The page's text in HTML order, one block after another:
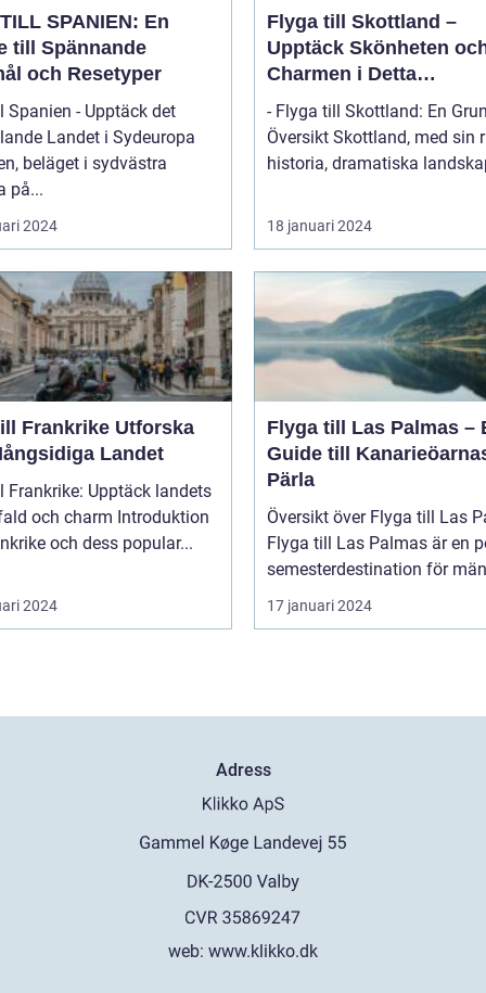
SPANIEN: En
till Spännande
och Resetyper
Spanien - Upptäck det
Landet i Sydeuropa
beläget i sydvästra
på...
2024
Flyga till Skottland –
Upptäck Skönheten
Charmen i Detta
Fascinerande Land
- Flyga till Skottland: En
Översikt Skottland, med sin rika
historia, dramatiska
18 januari 2024
Utforska
Landet
Frankrike: Upptäck landets
charm Introduktion
och dess popular...
2024
Flyga till Las Palmas –
Guide till
Pärla
Översikt över Flyga till Las
Flyga till Las Palmas är en
semesterdestination för
17 januari 2024
Adress
web: www.klikko.dk